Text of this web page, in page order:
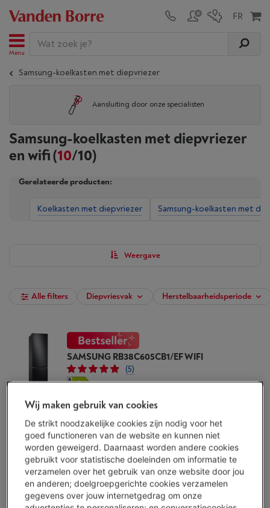
Menu
Samsung-koelkasten met diepvriezer
Aansluiting door onze specialisten
Samsung-koelkasten met diepvriezer
en wifi(10/10)
Gerelateerde producten:
Koelkasten met diepvriezer Samsung-koelkasten met
Weergave
Alle filters Diepvriesvak Herstelbaarheidsperiode
SAMSUNG RB38C605CB1/EF WIFI
(5)
Volume koelkast: 276 l
Volume diepvriezer: 114 l
Koeltechniek diepvriezer: No Frost
Beschikbaar -Bekijk voorraad
€ 999,00
Koop nu
Wij maken gebruik van cookies
De strikt noodzakelijke cookies zijn nodig voor het
goed functioneren van de website en kunnen niet
worden geweigerd. Daarnaast worden andere cookies
gebruikt voor statistische doeleinden om informatie te
verzamelen over het gebruik van onze website door jou
en anderen; doelgroepgerichte cookies verzamelen
gegevens over jouw internetgedrag om onze